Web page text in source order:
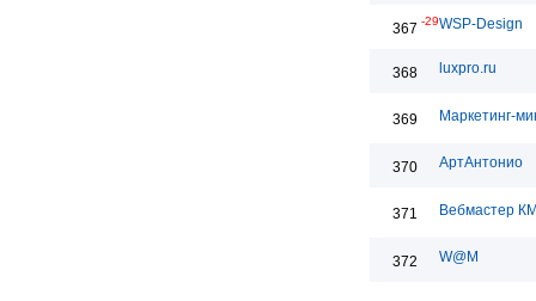
367 -29WSP-Design
368 luxpro.ru
369 Маркетинг-
370 АртАнтонио
371 Вебмастер
372 W@M